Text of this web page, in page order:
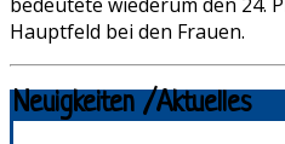
Hauptfeld bei den Frauen.
Neuigkeiten /Aktuelles